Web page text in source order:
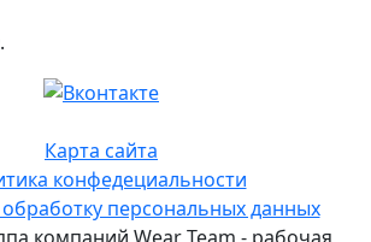
Карта сайта
конфедециальности
обработку персональных данных